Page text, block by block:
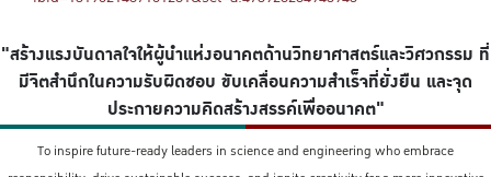
"สร้างแรงบันดาลใจให้ผู้นำแห่งอนาคตด้านวิทยาศาสตร์และวิศวกรรม ที่
มีจิตสำนึกในความรับผิดชอบ ขับเคลื่อนความสำเร็จที่ยั่งยืน และจุด
ประกายความคิดสร้างสรรค์เพื่ออนาคต"
To inspire future-ready leaders in science and engineering who embrace